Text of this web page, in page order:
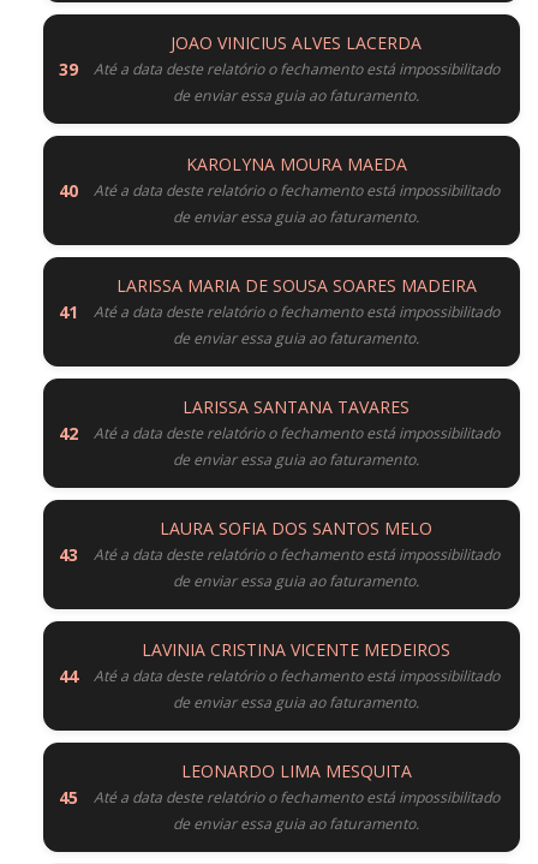
JOAO VINICIUS ALVES LACERDA
Até a data deste relatório o fechamento está impossibilitado
de enviar essa guia ao faturamento.
KAROLYNA MOURA MAEDA
Até a data deste relatório o fechamento está impossibilitado
de enviar essa guia ao faturamento.
LARISSA MARIA DE SOUSA SOARES MADEIRA
Até a data deste relatório o fechamento está impossibilitado
de enviar essa guia ao faturamento.
LARISSA SANTANA TAVARES
Até a data deste relatório o fechamento está impossibilitado
de enviar essa guia ao faturamento.
LAURA SOFIA DOS SANTOS MELO
Até a data deste relatório o fechamento está impossibilitado
de enviar essa guia ao faturamento.
LAVINIA CRISTINA VICENTE MEDEIROS
Até a data deste relatório o fechamento está impossibilitado
de enviar essa guia ao faturamento.
LEONARDO LIMA MESQUITA
Até a data deste relatório o fechamento está impossibilitado
de enviar essa guia ao faturamento.